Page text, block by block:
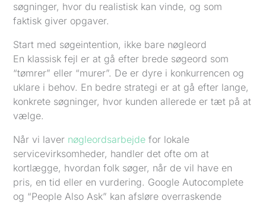
søgninger, hvor du realistisk kan vinde, og som
faktisk giver opgaver.
Start med søgeintention, ikke bare nøgleord
En klassisk fejl er at gå efter brede søgeord som
“tømrer” eller “murer”. De er dyre i konkurrencen og
uklare i behov. En bedre strategi er at gå efter lange,
konkrete søgninger, hvor kunden allerede er tæt på at
vælge.
Når vi laver nøgleordsarbejde for lokale
servicevirksomheder, handler det ofte om at
kortlægge, hvordan folk søger, når de vil have en
pris, en tid eller en vurdering. Google Autocomplete
og “People Also Ask” kan afsløre overraskende